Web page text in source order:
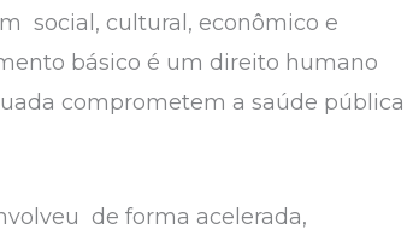
social, cultural, econômico e
básico é um direito humano
comprometem a saúde pública
de forma acelerada,